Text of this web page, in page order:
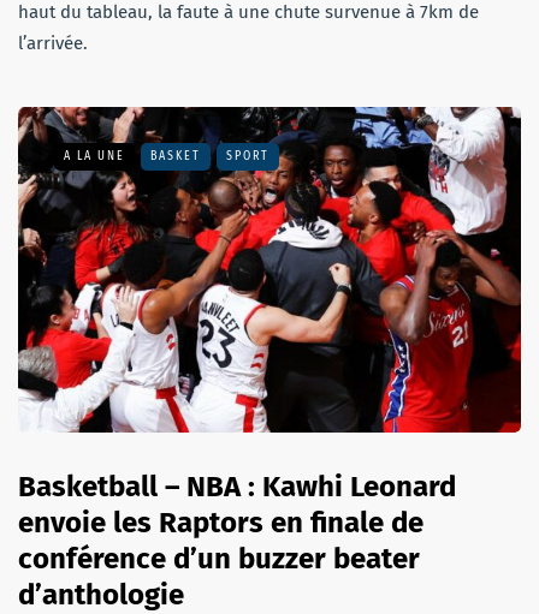
haut du tableau, la faute à une chute survenue à 7km de
l’arrivée.
A LA UNE BASKET SPORT
Basketball – NBA : Kawhi Leonard
envoie les Raptors en finale de
conférence d’un buzzer beater
d’anthologie